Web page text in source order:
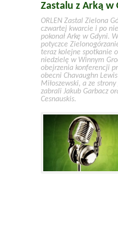
Zastalu z Arką w
ORLEN Zastal Zielona
czwartej kwarcie i po
pokonał Arkę w Gdyni.
potyczce
teraz kolejne spotkanie
niedzielę w Winnym
obejrzenia konferencji
obecni Chavaughn
Miłoszewski, a ze strony
zabrali Jakub Garbacz
Cesnauskis.